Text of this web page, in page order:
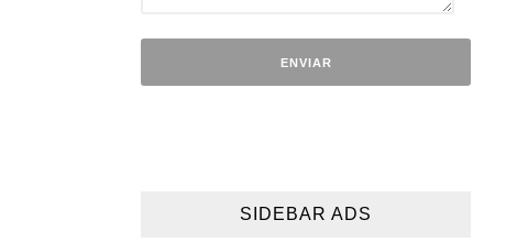
SIDEBAR ADS